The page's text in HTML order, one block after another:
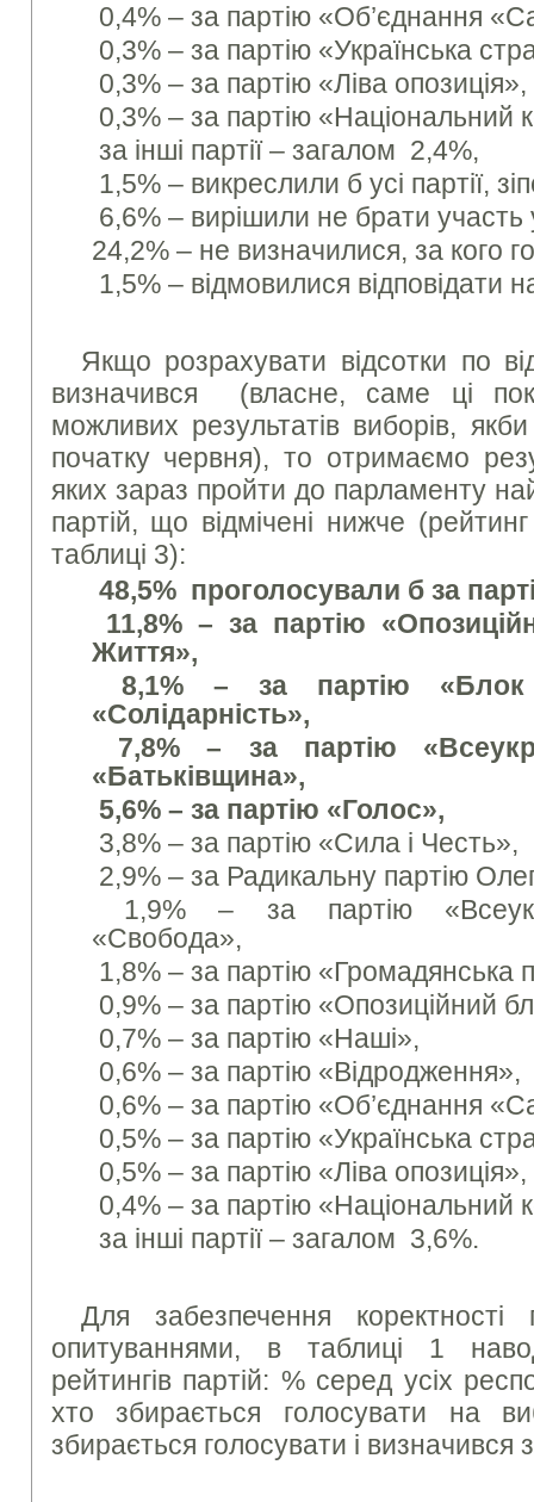
0,4% – за партію «Об’єднання
0,3% – за партію «Українська
0,3% – за партію «Ліва опозиція»,
0,3% – за партію «Національний
за інші партії – загалом 2,4%,
1,5% – викреслили б усі партії,
6,6% – вирішили не брати участь
24,2% – не визначилися, за кого
1,5% – відмовилися відповідати
Якщо розрахувати відсотки по
визначився (власне, саме ці
можливих результатів виборів,
початку червня), то отримаємо
яких зараз пройти до парламенту
партій, що відмічені нижче
таблиці 3):
48,5% проголосували б за
11,8% – за партію
Життя»,
8,1% – за партію «Блок
«Солідарність»,
7,8% – за партію
«Батьківщина»,
5,6% – за партію «Голос»,
3,8% – за партію «Сила і Честь»,
2,9% – за Радикальну партію
1,9% – за партію
«Свобода»,
1,8% – за партію «Громадянська
0,9% – за партію «Опозиційний
0,7% – за партію «Наші»,
0,6% – за партію «Відродження»,
0,6% – за партію «Об’єднання
0,5% – за партію «Українська
0,5% – за партію «Ліва опозиція»,
0,4% – за партію «Національний
за інші партії – загалом 3,6%.
Для забезпечення
опитуваннями, в таблиці 1
рейтингів партій: % серед усіх
хто збирається голосувати на
збирається голосувати і визначився